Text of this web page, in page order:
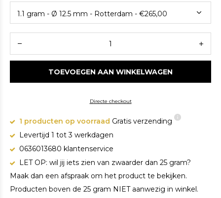
TOEVOEGEN AAN WINKELWAGEN
Directe checkout
1 producten op voorraad Gratis verzending
Levertijd 1 tot 3 werkdagen
0636013680 klantenservice
LET OP: wil jij iets zien van zwaarder dan 25 gram?
Maak dan een afspraak om het product te bekijken.
Producten boven de 25 gram NIET aanwezig in winkel.